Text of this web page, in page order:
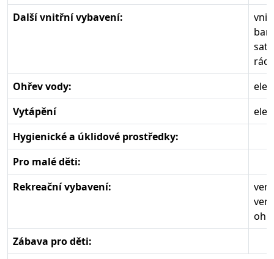
Další vnitřní vybavení:
Ohřev vody:
Vytápění
Hygienické a úklidové prostředky:
Pro malé děti:
Rekreační vybavení:
Zábava pro děti: